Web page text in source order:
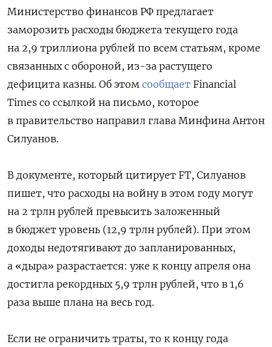
Министерство финансов РФ предлагает
заморозить расходы бюджета текущего года
на 2,9 триллиона рублей по всем статьям, кроме
связанных с обороной, из-за растущего
дефицита казны. Об этом сообщает Financial
Times со ссылкой на письмо, которое
в правительство направил глава Минфина Антон
Силуанов.
В документе, который цитирует FT, Силуанов
пишет, что расходы на войну в этом году могут
на 2 трлн рублей превысить заложенный
в бюджет уровень (12,9 трлн рублей). При этом
доходы недотягивают до запланированных,
а «дыра» разрастается: уже к концу апреля она
достигла рекордных 5,9 трлн рублей, что в 1,6
раза выше плана на весь год.
Если не ограничить траты, то к концу года